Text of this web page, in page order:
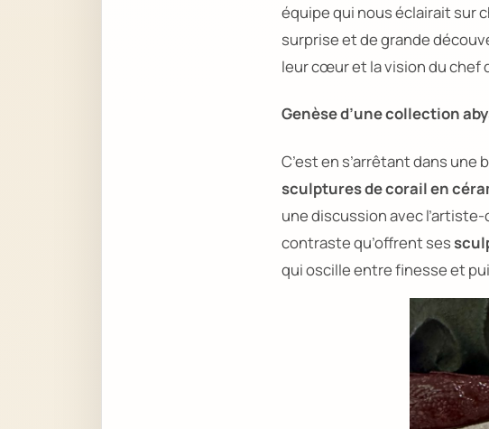
équipe qui nous éclairait sur
surprise et de grande
leur cœur et la vision du chef
Genèse d’une collection
C’est en s’arrêtant dans
sculptures de corail en
une discussion avec
contraste qu’offrent ses
qui oscille entre finesse et